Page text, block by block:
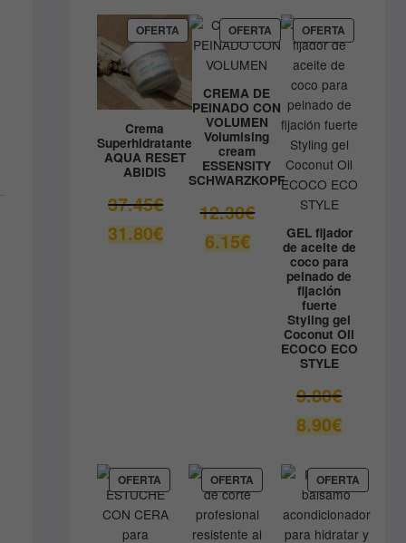
59.05€.
OFERTAPRODUCTO
EN
OFERTA
Crema
Superhidratante
AQUA RESET
ABIDIS
37.45€El
original
31.80€El
precio
OFERTA PRODUCTO
EN
OFERTA
CREMA DE
PEINADO CON
VOLUMEN
Volumising
cream
ESSENSITY
SCHWARZKOPF
12.30€El
precio
original
12.30€.
6.15€El
precio
OFERTAPRODUCTO
EN
OFERTA
GEL fijador
de aceite de
coco para
peinado de
fijación
fuerte
Styling gel
Coconut Oil
ECOCO ECO
STYLE
9.80€El
original
9.80€.
8.90€El
precio
es:
8.90€.
OFERTA PRODUCTO
EN
OFERTA
OFERTAPRODUCTO
EN
OFERTA
OFERTA
EN
OFERTA